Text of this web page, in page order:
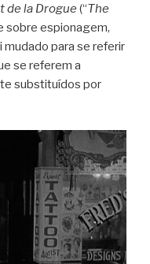
de la Drogue (“The
sobre espionagem,
mudado para se referir
se referem a
substituídos por